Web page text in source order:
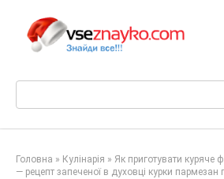
вмісту
Головна » Кулінарія » Як приготувати куряче
— рецепт запеченої в духовці курки